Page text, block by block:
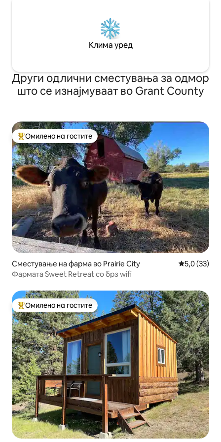
Клима уред
Други одлични сместувања за одмор
што се изнајмуваат во Grant County
Меѓу најуспешните „Омилени на гостите“
Омилено на гостите
Сместување на фарма во Prairie City Просечна
5,0 (33)
Фармата Sweet Retreat со брз wifi
Меѓу најуспешните „Омилени на гостите“
Омилено на гостите